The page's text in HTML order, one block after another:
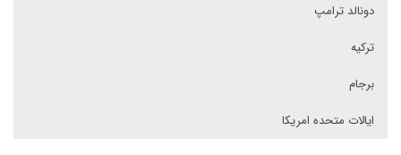
دونالد ترامپ
ترکیه
برجام
ایالات متحده امریکا